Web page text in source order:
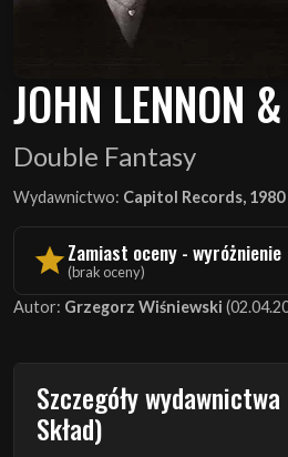
JOHN LENNON
Double Fantasy
Wydawnictwo: Capitol Records, 1980
Zamiast oceny - wyróżnienie
(brak oceny)
Autor: Grzegorz Wiśniewski
Szczegóły
Skład)